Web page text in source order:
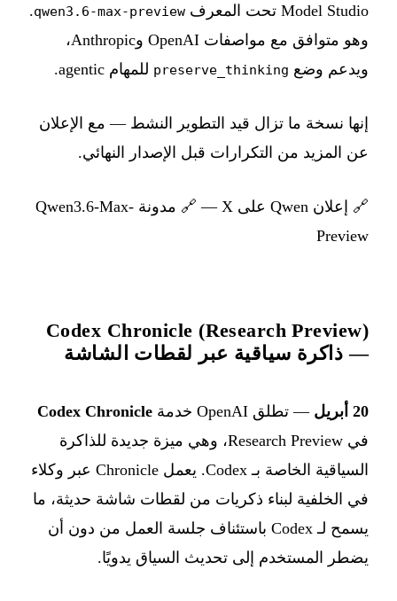
Model Studio تحت المعرف
qwen3.6-max-preview
.
وهو متوافق مع مواصفات OpenAI وAnthropic،
ويدعم وضع preserve_thinking للمهام agentic.
إنها نسخة ما تزال قيد التطوير النشط — مع الإعلان
عن المزيد من التكرارات قبل الإصدار النهائي.
🔗 إعلان Qwen على X — 🔗
مدونة Qwen3.6-Max-
Preview
Codex Chronicle (Research Preview)
— ذاكرة سياقية عبر لقطات الشاشة
20 أبريل — تطلق OpenAI خدمة
Codex Chronicle
في Research Preview، وهي ميزة جديدة للذاكرة
السياقية الخاصة بـ Codex. يعمل Chronicle عبر وكلاء
في الخلفية لبناء ذكريات من لقطات شاشة حديثة، ما
يسمح لـ Codex باستئناف جلسة العمل من دون أن
يضطر المستخدم إلى تحديث السياق يدويًا.